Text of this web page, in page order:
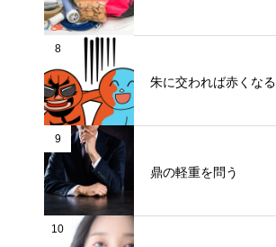
8
朱に交われば赤くなる
9
鼎の軽重を問う
10